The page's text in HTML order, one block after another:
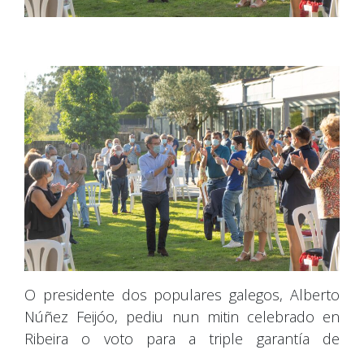
O presidente dos populares galegos, Alberto
Núñez Feijóo, pediu nun mitin celebrado en
Ribeira o voto para a triple garantía de